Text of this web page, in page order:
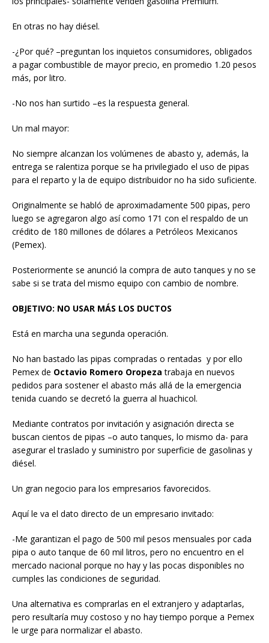
En otras no hay diésel.
-¿Por qué? –preguntan los inquietos consumidores, obligados
a pagar combustible de mayor precio, en promedio 1.20 pesos
más, por litro.
-No nos han surtido –es la respuesta general.
Un mal mayor:
No siempre alcanzan los volúmenes de abasto y, además, la
entrega se ralentiza porque se ha privilegiado el uso de pipas
para el reparto y la de equipo distribuidor no ha sido suficiente.
Originalmente se habló de aproximadamente 500 pipas, pero
luego se agregaron algo así como 171 con el respaldo de un
crédito de 180 millones de dólares a Petróleos Mexicanos
(Pemex).
Posteriormente se anunció la compra de auto tanques y no se
sabe si se trata del mismo equipo con cambio de nombre.
OBJETIVO: NO USAR MÁS LOS DUCTOS
Está en marcha una segunda operación.
No han bastado las pipas compradas o rentadas y por ello
Pemex de Octavio Romero Oropezatrabaja en nuevos
pedidos para sostener el abasto más allá de la emergencia
tenida cuando se decretó la guerra al huachicol.
Mediante contratos por invitación y asignación directa se
buscan cientos de pipas –o auto tanques, lo mismo da- para
asegurar el traslado y suministro por superficie de gasolinas y
diésel.
Un gran negocio para los empresarios favorecidos.
Aquí le va el dato directo de un empresario invitado:
-Me garantizan el pago de 500 mil pesos mensuales por cada
pipa o auto tanque de 60 mil litros, pero no encuentro en el
mercado nacional porque no hay y las pocas disponibles no
cumples las condiciones de seguridad.
Una alternativa es comprarlas en el extranjero y adaptarlas,
pero resultaría muy costoso y no hay tiempo porque a Pemex
le urge para normalizar el abasto.